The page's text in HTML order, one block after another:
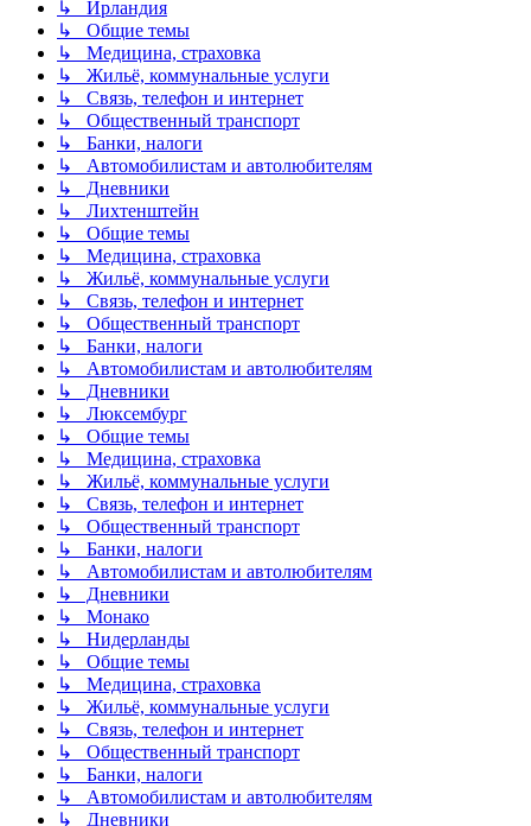
↳ Ирландия
↳ Общие темы
↳ Медицина, страховка
↳ Жильё, коммунальные услуги
↳ Связь, телефон и интернет
↳ Общественный транспорт
↳ Банки, налоги
↳ Автомобилистам и автолюбителям
↳ Дневники
↳ Лихтенштейн
↳ Общие темы
↳ Медицина, страховка
↳ Жильё, коммунальные услуги
↳ Связь, телефон и интернет
↳ Общественный транспорт
↳ Банки, налоги
↳ Автомобилистам и автолюбителям
↳ Дневники
↳ Люксембург
↳ Общие темы
↳ Медицина, страховка
↳ Жильё, коммунальные услуги
↳ Связь, телефон и интернет
↳ Общественный транспорт
↳ Банки, налоги
↳ Автомобилистам и автолюбителям
↳ Дневники
↳ Монако
↳ Нидерланды
↳ Общие темы
↳ Медицина, страховка
↳ Жильё, коммунальные услуги
↳ Связь, телефон и интернет
↳ Общественный транспорт
↳ Банки, налоги
↳ Автомобилистам и автолюбителям
↳ Дневники